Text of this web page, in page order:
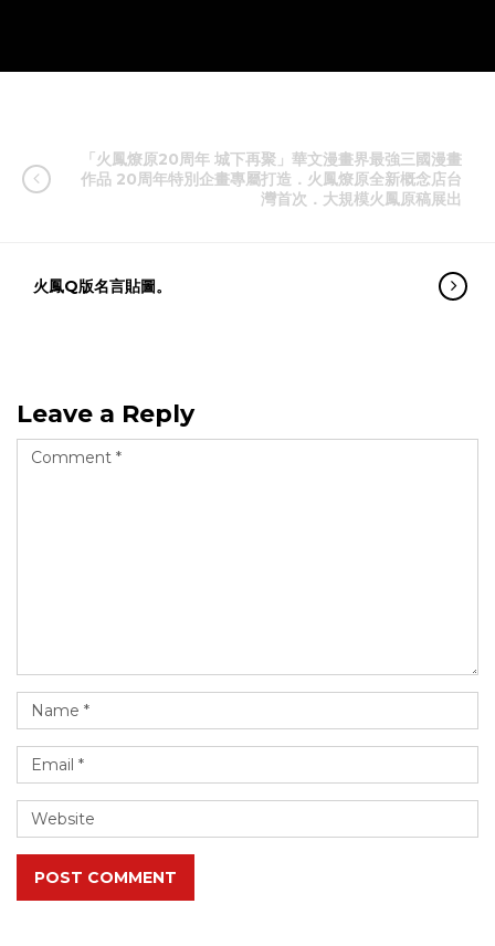
「火鳳燎原20周年 城下再聚」華文漫畫界最強三國漫畫
作品 20周年特別企畫專屬打造．火鳳燎原全新概念店台
灣首次．大規模火鳳原稿展出
火鳳Q版名言貼圖。
Leave a Reply
POST COMMENT